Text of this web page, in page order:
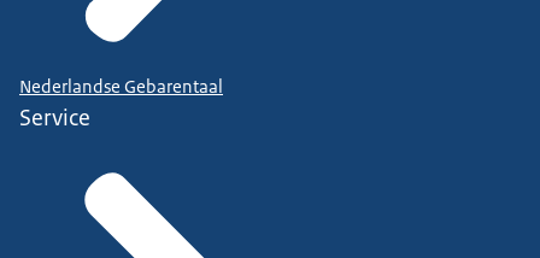
Nederlandse Gebarentaal
Service